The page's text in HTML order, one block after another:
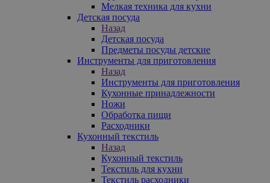
Мелкая техника для кухни
Детская посуда
Назад
Детская посуда
Предметы посуды детские
Инструменты для приготовления
Назад
Инструменты для приготовления
Кухонные принадлежности
Ножи
Обработка пищи
Расходники
Кухонный текстиль
Назад
Кухонный текстиль
Текстиль для кухни
Текстиль расходники